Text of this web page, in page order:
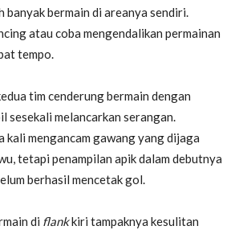
banyak bermain di areanya sendiri.
atau coba mengendalikan permainan
tempo.
tim cenderung bermain dengan
sesekali melancarkan serangan.
kali mengancam gawang yang dijaga
tetapi penampilan apik dalam debutnya
berhasil mencetak gol.
di flankkiri tampaknya kesulitan